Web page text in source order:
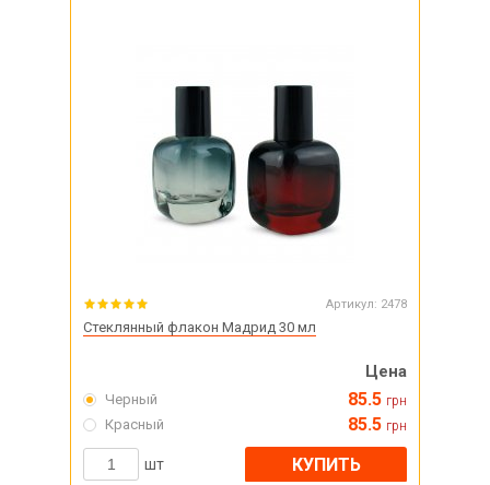
Артикул: 2478
Стеклянный флакон Мадрид 30 мл
Цена
Черный 85.5 грн
Красный 85.5 грн
шт КУПИТЬ